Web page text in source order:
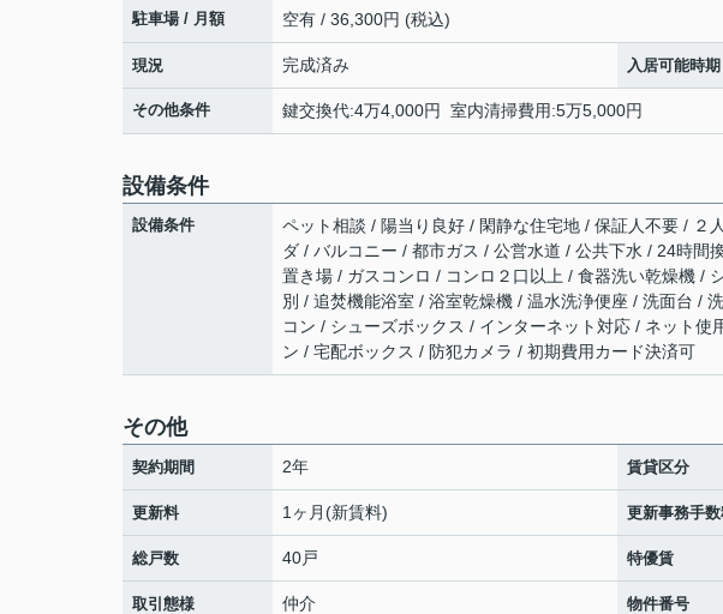
駐車場 / 月額 空有 / 36,300円 (税込)
現況 完成済み 入居可能時期
その他条件 鍵交換代:4万4,000円 室内清掃費用:5万5,000円
設備条件
設備条件
ペット相談 / 陽当り良好 / 閑静な住宅地 / 保証人不要 / ２
ダ / バルコニー / 都市ガス / 公営水道 / 公共下水 / 24時間
置き場 / ガスコンロ / コンロ２口以上 / 食器洗い乾燥機 /
別 / 追焚機能浴室 / 浴室乾燥機 / 温水洗浄便座 / 洗面台 /
コン / シューズボックス / インターネット対応 / ネット
ン / 宅配ボックス / 防犯カメラ / 初期費用カード決済可
その他
契約期間 2年 賃貸区分
更新料 1ヶ月(新賃料) 更新事務手
総戸数 40戸 特優賃
取引態様 仲介 物件番号